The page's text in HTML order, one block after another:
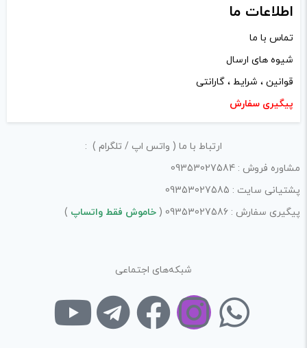
ذخیره نام، ایمیل و وبسایت من در مرورگر برای زمانی که دوباره
دیدگاهی می‌نویسم.
لازم است محتوای ارسالی منطبق برعرف و شئونات جامعه و با
بیانی رسمی و عاری از لحن تند، تمسخرو توهین باشد.
از ارسال لینک‌های سایت‌های دیگر و ارایه‌ی اطلاعات شخصی
خودتان مثل شماره تماس، ایمیل و آی‌دی شبکه‌های اجتماعی
پرهیز کنید.
فرآیند خرید یک محصول توسط ایشان است.
با توجه به ساختار بخش نظرات، از پرسیدن سوال یا درخواست
راهنمایی در این بخش خودداری کرده و سوالات خود را در بخش
اطلاعات ما
تماس با ما
شیوه های ارسال
قوانین ، شرایط ، گارانتی
پیگیری سفارش
ارتباط با ما ( واتس اپ / تلگرام ) :
مشاوره فروش : 09353027584
پشتیانی سایت : 09353027585
پیگیری سفارش : 09353027586 (
خاموش فقط واتساپ )
شبکه‌های اجتماعی